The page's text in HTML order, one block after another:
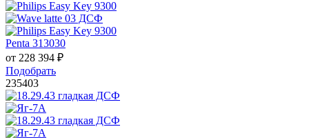
Penta 313030
от 228 394 ₽
Подобрать
235403